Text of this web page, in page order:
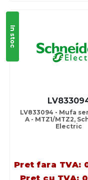
In stoc
LV833094 - Mufa
A - MTZ1/MTZ2,
Electric
Pret fara TVA: